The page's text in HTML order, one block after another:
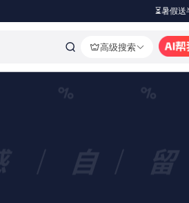
⏳暑假送
高级搜索